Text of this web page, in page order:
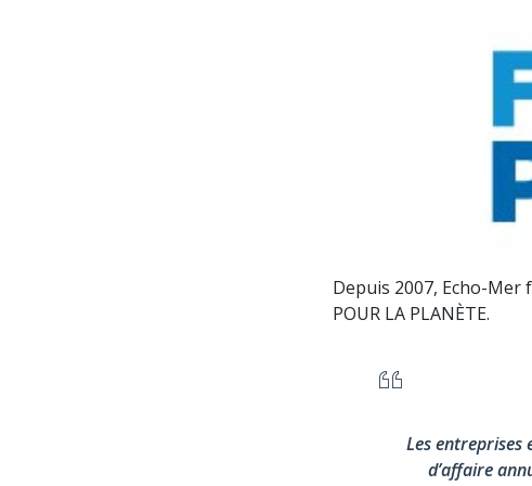
Depuis 2007, Echo-Mer
POUR LA PLANÈTE.
Les entreprises
d’affaire